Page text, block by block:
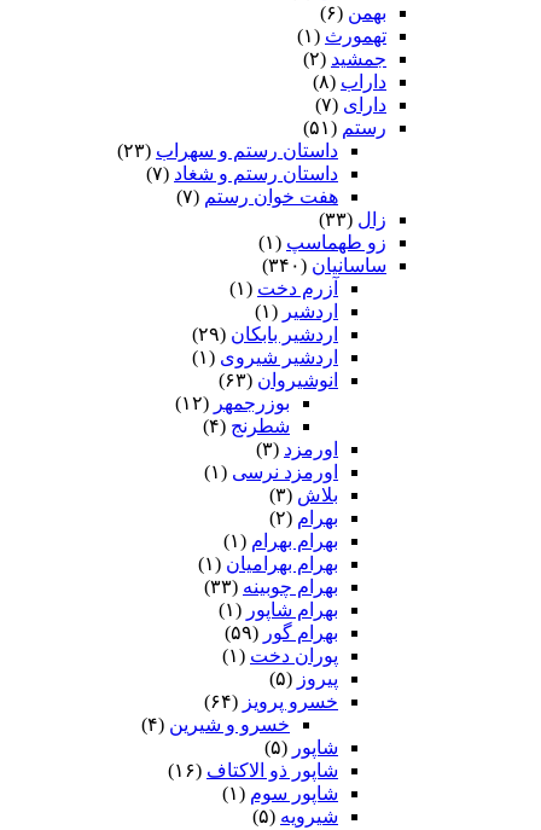
بهمن (۶)
تهمورث (۱)
جمشید (۲)
داراب (۸)
دارای (۷)
رستم (۵۱)
داستان رستم و سهراب (۲۳)
داستان رستم و شغاد (۷)
هفت خوان رستم‏ (۷)
زال (۳۳)
زو طهماسپ‏ (۱)
ساسانیان (۳۴۰)
آزرم دخت (۱)
اردشیر (۱)
اردشیر بابکان (۲۹)
اردشیر شیروی (۱)
انوشیروان (۶۳)
بوزرجمهر (۱۲)
شطرنج (۴)
اورمزد (۳)
اورمزد نرسى‏ (۱)
بلاش (۳)
بهرام (۲)
بهرام بهرام (۱)
بهرام بهرامیان‏ (۱)
بهرام چوبینه (۳۳)
بهرام شاپور (۱)
بهرام گور (۵۹)
پوران دخت (۱)
پیروز (۵)
خسرو پرویز (۶۴)
خسرو و شیرین (۴)
شاپور (۵)
شاپور ذو الاکتاف (۱۶)
شاپور سوم‏ (۱)
شیرویه (۵)